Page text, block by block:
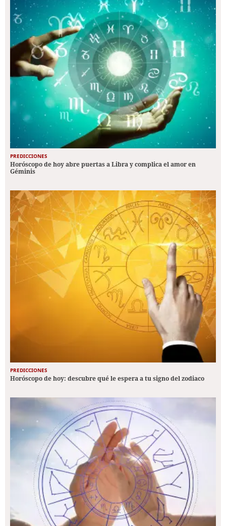
PREDICCIONES
Horóscopo de hoy abre puertas a Libra y complica el amor en
Géminis
PREDICCIONES
Horóscopo de hoy: descubre qué le espera a tu signo del zodiaco